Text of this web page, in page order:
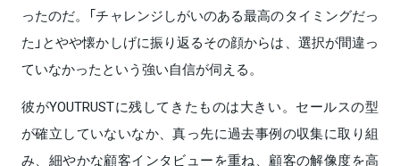
ったのだ。「チャレンジしがいのある最高のタイミングだっ
た」とやや懐かしげに振り返るその顔からは、選択が間違っ
ていなかったという強い自信が伺える。
彼がYOUTRUSTに残してきたものは大きい。セールスの型
が確立していないなか、真っ先に過去事例の収集に取り組
み、細やかな顧客インタビューを重ね、顧客の解像度を高